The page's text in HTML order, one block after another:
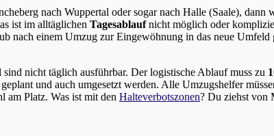
nach Wuppertal oder sogar nach Halle (Saale), dann
ist im alltäglichen Tagesablaufnicht möglich oder
nach einem Umzug zur Eingewöhnung in das neue Umfeld
nicht täglich ausführbar. Der logistische Ablauf muss zu
und auch umgesetzt werden. Alle Umzugshelfer
am Platz. Was ist mit den Halteverbotszonen? Du ziehst von